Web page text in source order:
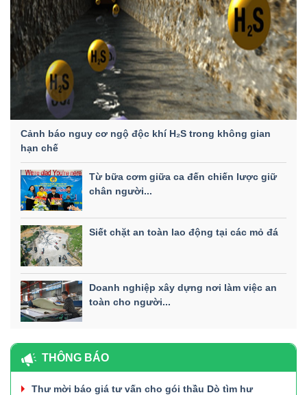
Cảnh báo nguy cơ ngộ độc khí H₂S trong không gian
hạn chế
Từ bữa cơm giữa ca đến chiến lược giữ
chân người...
Siết chặt an toàn lao động tại các mỏ đá
Doanh nghiệp xây dựng nơi làm việc an
toàn cho người...
THÔNG BÁO
Thư mời báo giá tư vấn cho gói thầu Dò tìm hư